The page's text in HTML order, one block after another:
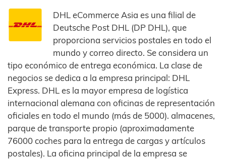
DHL eCommerce Asia es una filial de
Deutsche Post DHL (DP DHL), que
proporciona servicios postales en todo el
mundo y correo directo. Se considera un
tipo económico de entrega económica. La clase de
negocios se dedica a la empresa principal: DHL
Express. DHL es la mayor empresa de logística
internacional alemana con oficinas de representación
oficiales en todo el mundo (más de 5000). almacenes,
parque de transporte propio (aproximadamente
76000 coches para la entrega de cargas y artículos
postales). La oficina principal de la empresa se